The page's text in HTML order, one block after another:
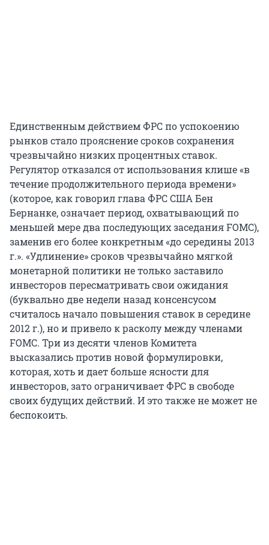
Единственным действием ФРС по успокоению
рынков стало прояснение сроков сохранения
чрезвычайно низких процентных ставок.
Регулятор отказался от использования клише «в
течение продолжительного периода времени»
(которое, как говорил глава ФРС США Бен
Бернанке, означает период, охватывающий по
меньшей мере два последующих заседания FOMC),
заменив его более конкретным «до середины 2013
г.». «Удлинение» сроков чрезвычайно мягкой
монетарной политики не только заставило
инвесторов пересматривать свои ожидания
(буквально две недели назад консенсусом
считалось начало повышения ставок в середине
2012 г.), но и привело к расколу между членами
FOMC. Три из десяти членов Комитета
высказались против новой формулировки,
которая, хоть и дает больше ясности для
инвесторов, зато ограничивает ФРС в свободе
своих будущих действий. И это также не может не
беспокоить.